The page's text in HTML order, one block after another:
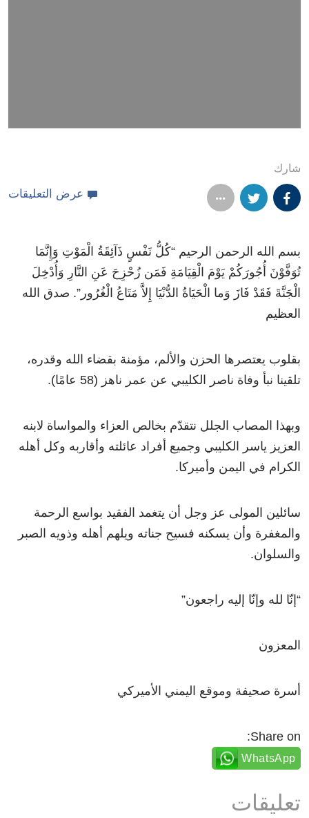
شارك
عرض التعليقات
بسم الله الرحمن الرحيم “كُلُّ نَفْسٍ ذَآئِقَةُ الْمَوْتِ وَإِنَّمَا
تُوَفَّوْنَ أُجُورَكُمْ يَوْمَ الْقِيَامَةِ فَمَن زُحْزِحَ عَنِ النَّارِ وَأُدْخِلَ
الْجَنَّةَ فَقَدْ فَازَ وَما الْحَيَاةُ الدُّنْيَا إِلاَّ مَتَاعُ الْغُرُور”. صدق الله
العظيم
بقلوب يعتصرها الحزن والألم، مؤمنة بقضاء الله وقدره،
تلقينا نبأ وفاة ناصر الكليبي عن عمر ناهز (58 عامًا).
وبهذا المصاب الجلل نتقدّم بخالص العزاء والمواساة لابنه
العزيز ياسر الكليبي وجميع أفراد عائلته وأقاربه وكل أهله
الكرام في اليمن وأميركا.
سائلين المولى عز وجل أن يتغمد الفقيد بواسع الرحمة
والمغفرة وأن يسكنه فسيح جناته ويلهم أهله وذويه الصبر
والسلوان.
“إنّا لله وإنّا إليه راجعون”
المعزون
أسرة صحيفة وموقع اليمني الأميركي
Share on:
WhatsApp
تعليقات